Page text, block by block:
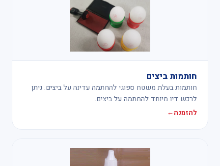
חותמות ביצים
חותמות בעלת משטח ספוגי להחתמה עדינה על ביצים. ניתן
לרכש דיו מיוחד להחתמה על ביצים.
להזמנה←